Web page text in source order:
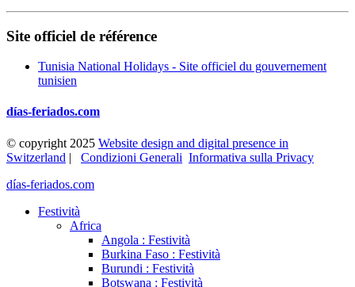
Site officiel de référence
Tunisia National Holidays - Site officiel du gouvernement
tunisien
días-feriados.com
© copyright 2025 Website design and digital presence in
Switzerland | Condizioni Generali Informativa sulla Privacy
días-feriados.com
Festività
Africa
Angola : Festività
Burkina Faso : Festività
Burundi : Festività
Botswana : Festività